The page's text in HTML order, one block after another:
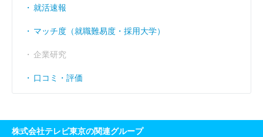
就活速報
マッチ度（就職難易度・採用大学）
企業研究
口コミ・評価
株式会社テレビ東京の関連グループ